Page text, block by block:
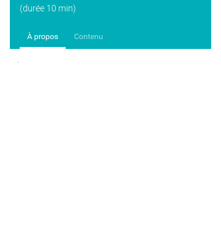
(durée 10 min)
À propos Contenu